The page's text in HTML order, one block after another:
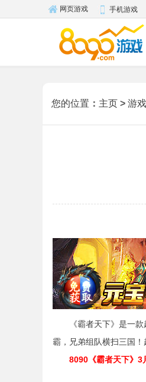
网页游戏 手机游戏
您的位置 ： 主页 > 游
《霸者天下》是一款超
霸，兄弟组队横扫三国
8090《霸者天下》3